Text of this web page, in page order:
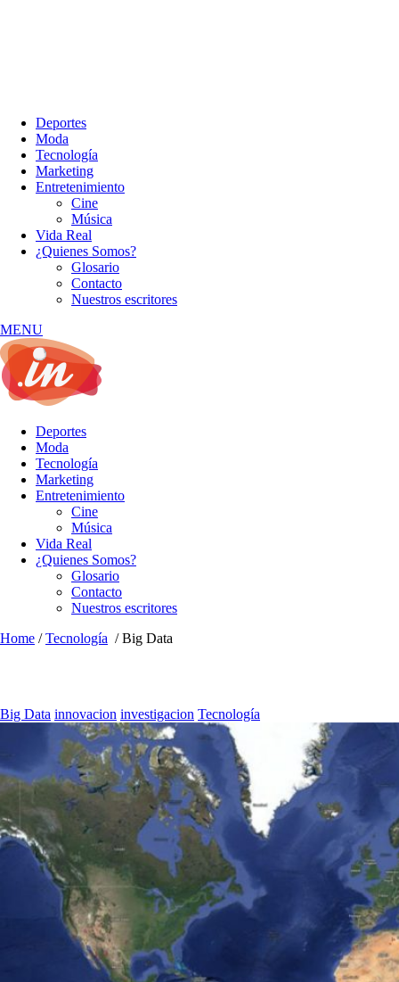
Deportes
Moda
Tecnología
Marketing
Entretenimiento
Cine
Música
Vida Real
¿Quienes Somos?
Glosario
Contacto
Nuestros escritores
MENU
Deportes
Moda
Tecnología
Marketing
Entretenimiento
Cine
Música
Vida Real
¿Quienes Somos?
Glosario
Contacto
Nuestros escritores
Home /Tecnología /Big Data
Big Data innovacion investigacion Tecnología